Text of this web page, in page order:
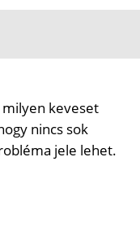
keveset
nincs sok
jele lehet.